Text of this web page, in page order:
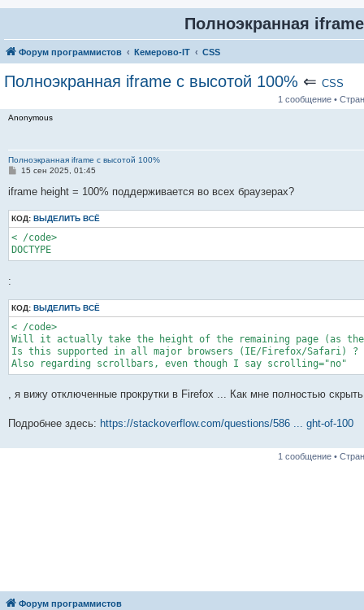
Полноэкранная
Форум программистов Кемерово-IT CSS
Полноэкранная iframe с высотой 100% ⇐ CSS
1 сообщение •
Anonymous
Полноэкранная iframe с высотой 100%
С
о
щ
е
н
е
15 сен 2025, 01:45
iframe height = 100% поддерживается во всех браузерах?
КОД: ВЫДЕЛИТЬ ВСЁ
< /code>
DOCTYPE
:
КОД: ВЫДЕЛИТЬ ВСЁ
< /code>
Will it actually take the height of the remaining page (as
Is this supported in all major browsers (IE/Firefox/Safari) ?
Also regarding scrollbars, even though I say scrolling="no"
, я вижу отключенные прокрутки в Firefox ... Как мне полностью
Подробнее здесь: https://stackoverflow.com/questions/586 ... ght-of-100
1 сообщение •
Форум программистов